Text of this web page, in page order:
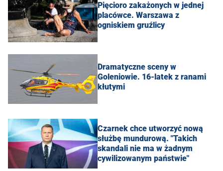
Pięcioro zakażonych w jednej
placówce. Warszawa z
ogniskiem gruźlicy
Dramatyczne sceny w
Goleniowie. 16-latek z ranami
kłutymi
Czarnek chce utworzyć nową
służbę mundurową. "Takich
skandali nie ma w żadnym
cywilizowanym państwie"